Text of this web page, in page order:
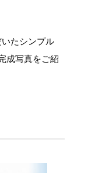
たシンプル
成写真をご紹